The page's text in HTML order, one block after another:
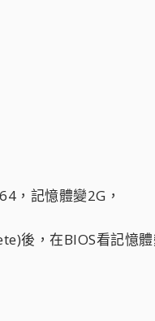
，記憶體變2G，
後，在BIOS看記憶體